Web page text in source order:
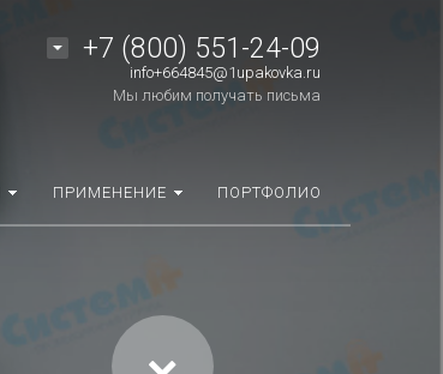
+7 (800) 551-24-09
info+664845@1upakovka.ru
Мы любим получать письма
ПРИМЕНЕНИЕ ПОРТФОЛИО